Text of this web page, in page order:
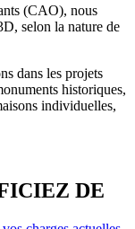
(CAO), nous
selon la nature de
dans les projets
historiques,
individuelles,
DE